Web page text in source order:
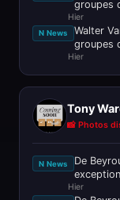
groupes
Hier
N News
Walter
groupes
Hier
Tony
📸 Photos
N News
De
Hier